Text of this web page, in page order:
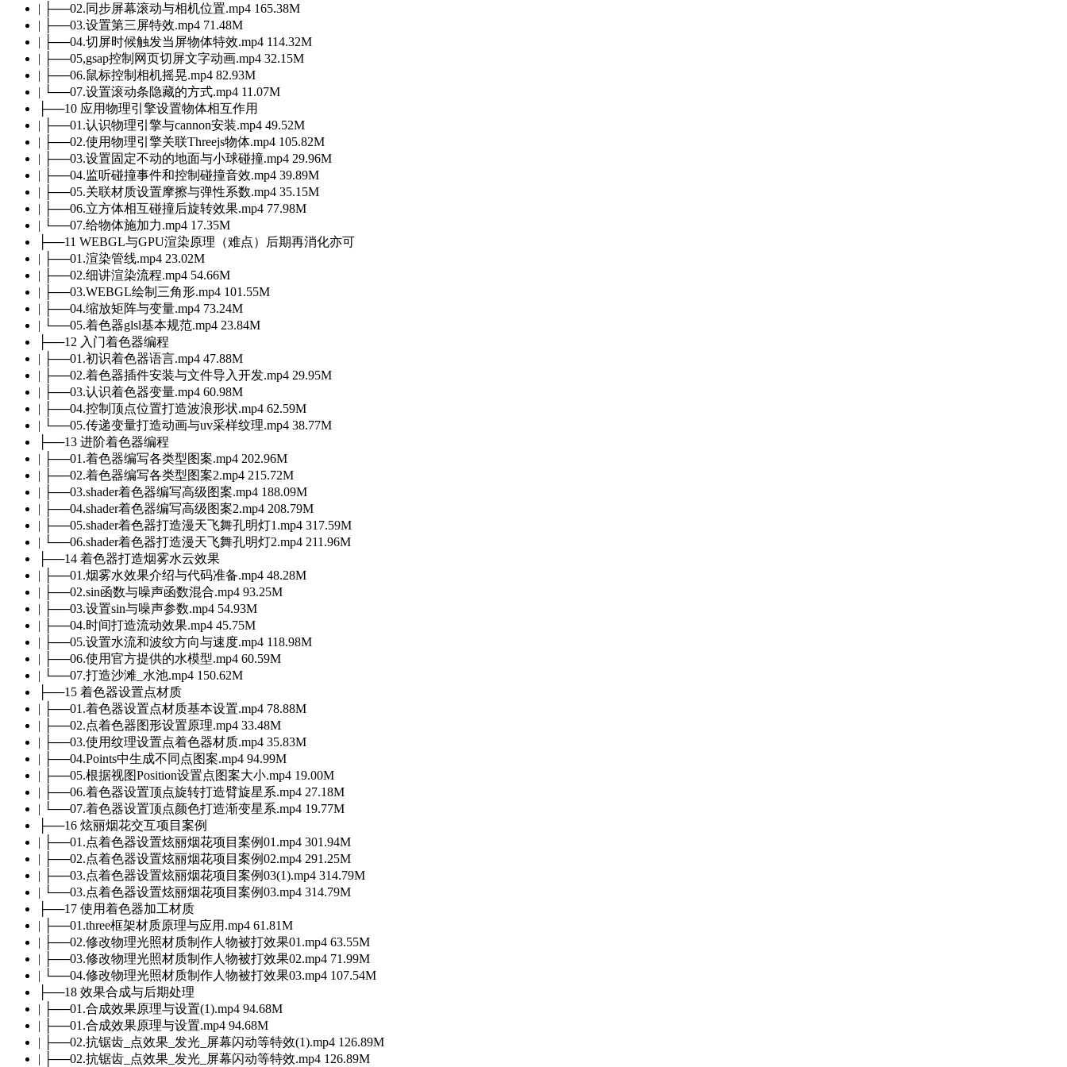
| ├──02.同步屏幕滚动与相机位置.mp4 165.38M
| ├──03.设置第三屏特效.mp4 71.48M
| ├──04.切屏时候触发当屏物体特效.mp4 114.32M
| ├──05,gsap控制网页切屏文字动画.mp4 32.15M
| ├──06.鼠标控制相机摇晃.mp4 82.93M
| └──07.设置滚动条隐藏的方式.mp4 11.07M
├──10 应用物理引擎设置物体相互作用
| ├──01.认识物理引擎与cannon安装.mp4 49.52M
| ├──02.使用物理引擎关联Threejs物体.mp4 105.82M
| ├──03.设置固定不动的地面与小球碰撞.mp4 29.96M
| ├──04.监听碰撞事件和控制碰撞音效.mp4 39.89M
| ├──05.关联材质设置摩擦与弹性系数.mp4 35.15M
| ├──06.立方体相互碰撞后旋转效果.mp4 77.98M
| └──07.给物体施加力.mp4 17.35M
├──11 WEBGL与GPU渲染原理（难点）后期再消化亦可
| ├──01.渲染管线.mp4 23.02M
| ├──02.细讲渲染流程.mp4 54.66M
| ├──03.WEBGL绘制三角形.mp4 101.55M
| ├──04.缩放矩阵与变量.mp4 73.24M
| └──05.着色器glsl基本规范.mp4 23.84M
├──12 入门着色器编程
| ├──01.初识着色器语言.mp4 47.88M
| ├──02.着色器插件安装与文件导入开发.mp4 29.95M
| ├──03.认识着色器变量.mp4 60.98M
| ├──04.控制顶点位置打造波浪形状.mp4 62.59M
| └──05.传递变量打造动画与uv采样纹理.mp4 38.77M
├──13 进阶着色器编程
| ├──01.着色器编写各类型图案.mp4 202.96M
| ├──02.着色器编写各类型图案2.mp4 215.72M
| ├──03.shader着色器编写高级图案.mp4 188.09M
| ├──04.shader着色器编写高级图案2.mp4 208.79M
| ├──05.shader着色器打造漫天飞舞孔明灯1.mp4 317.59M
| └──06.shader着色器打造漫天飞舞孔明灯2.mp4 211.96M
├──14 着色器打造烟雾水云效果
| ├──01.烟雾水效果介绍与代码准备.mp4 48.28M
| ├──02.sin函数与噪声函数混合.mp4 93.25M
| ├──03.设置sin与噪声参数.mp4 54.93M
| ├──04.时间打造流动效果.mp4 45.75M
| ├──05.设置水流和波纹方向与速度.mp4 118.98M
| ├──06.使用官方提供的水模型.mp4 60.59M
| └──07.打造沙滩_水池.mp4 150.62M
├──15 着色器设置点材质
| ├──01.着色器设置点材质基本设置.mp4 78.88M
| ├──02.点着色器图形设置原理.mp4 33.48M
| ├──03.使用纹理设置点着色器材质.mp4 35.83M
| ├──04.Points中生成不同点图案.mp4 94.99M
| ├──05.根据视图Position设置点图案大小.mp4 19.00M
| ├──06.着色器设置顶点旋转打造臂旋星系.mp4 27.18M
| └──07.着色器设置顶点颜色打造渐变星系.mp4 19.77M
├──16 炫丽烟花交互项目案例
| ├──01.点着色器设置炫丽烟花项目案例01.mp4 301.94M
| ├──02.点着色器设置炫丽烟花项目案例02.mp4 291.25M
| ├──03.点着色器设置炫丽烟花项目案例03(1).mp4 314.79M
| └──03.点着色器设置炫丽烟花项目案例03.mp4 314.79M
├──17 使用着色器加工材质
| ├──01.three框架材质原理与应用.mp4 61.81M
| ├──02.修改物理光照材质制作人物被打效果01.mp4 63.55M
| ├──03.修改物理光照材质制作人物被打效果02.mp4 71.99M
| └──04.修改物理光照材质制作人物被打效果03.mp4 107.54M
├──18 效果合成与后期处理
| ├──01.合成效果原理与设置(1).mp4 94.68M
| ├──01.合成效果原理与设置.mp4 94.68M
| ├──02.抗锯齿_点效果_发光_屏幕闪动等特效(1).mp4 126.89M
| ├──02.抗锯齿_点效果_发光_屏幕闪动等特效.mp4 126.89M